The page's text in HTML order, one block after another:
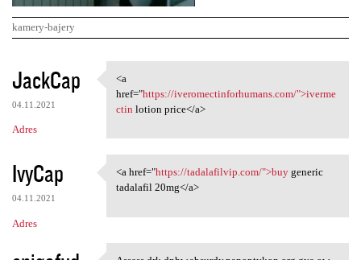
kamery-bajery
K
o
m
e
n
t
a
r
z
JackCap
04.11.2021
Adres
<a href="https:/
<a
href="https://iveromectinforhumans.com/">iverme
ctin lotion price</a>
IvyCap
04.11.2021
Adres
<a href="https://tadalafilvip
<a href="https://tadalafilvip.com/">buygeneric
tadalafil 20mg</a>